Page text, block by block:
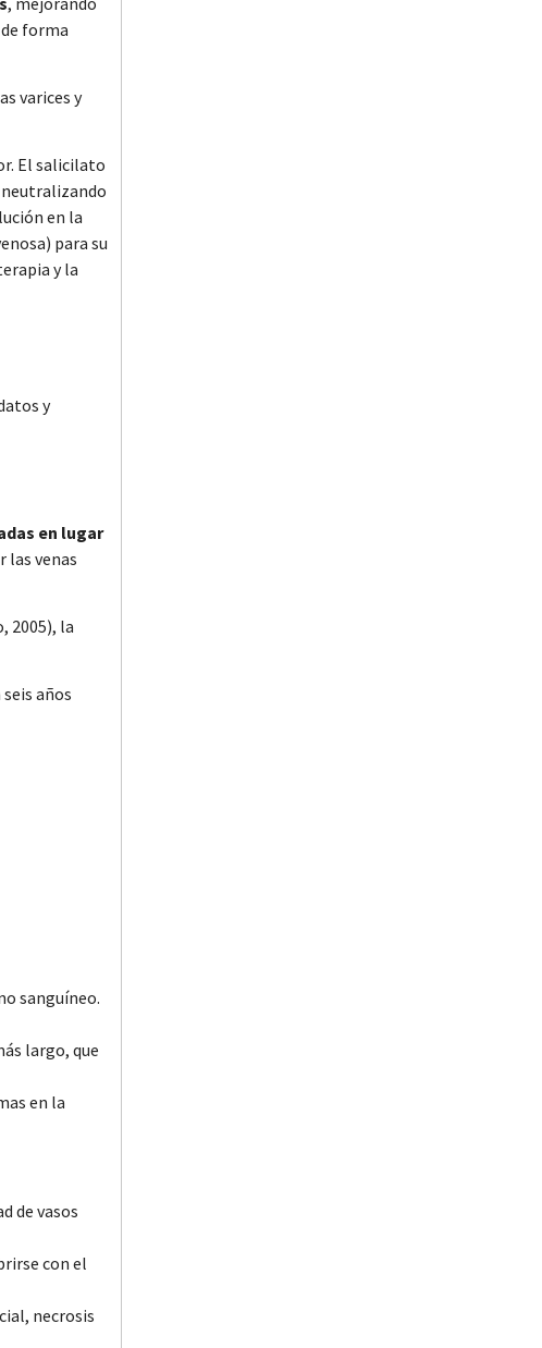
Permitir todas
forma
varices y
El salicilato
en la
para su
y la
y
en lugar
las venas
2005), la
años
sanguíneo.
largo, que
en la
de vasos
con el
necrosis